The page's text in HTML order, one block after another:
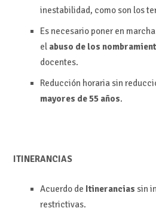
inestabilidad, como son los
Es necesario poner en
el abuso de los
docentes.
Reducción horaria sin
mayores de 55 años.
ITINERANCIAS
Acuerdo de Itinerancias sin
restrictivas.